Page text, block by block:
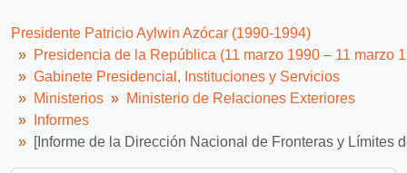
Presidente Patricio Aylwin Azócar (1990-1994)
Presidencia de la República (11 marzo 1990 – 11 marzo
Gabinete Presidencial, Instituciones y Servicios
Ministerios
Ministerio de Relaciones Exteriores
Informes
[Informe de la Dirección Nacional de Fronteras y Límites